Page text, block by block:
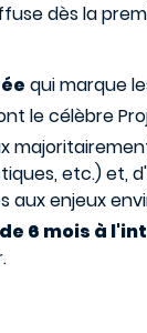
dès la
qui marque
le célèbre
etc.) et,
aux enjeux
6 mois à